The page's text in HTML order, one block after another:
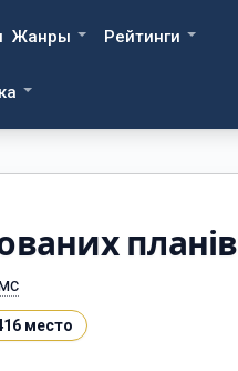
Жанры Рейтинги
планів
место